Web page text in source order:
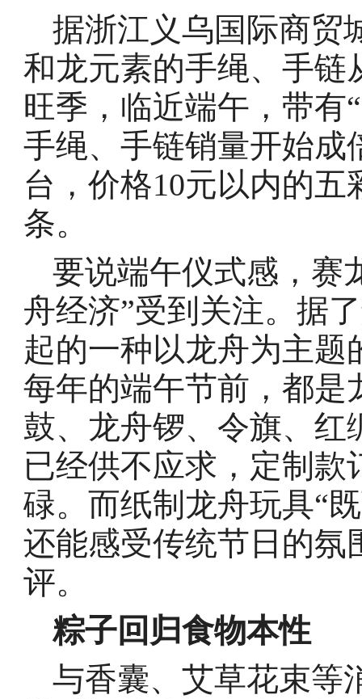
据浙江义乌国际商贸
和龙元素的手绳、手链
旺季，临近端午，带有
手绳、手链销量开始成
台，价格10元以内的
条。
要说端午仪式感，赛
舟经济”受到关注。据
起的一种以龙舟为主
每年的端午节前，都是
鼓、龙舟锣、令旗、
已经供不应求，定制
碌。而纸制龙舟玩具“
还能感受传统节日的氛
评。
粽子回归食物本性
与香囊、艾草花束等